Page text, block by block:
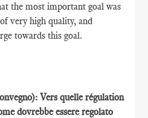
the most important goal was
very high quality, and
towards this goal.
Vers quelle régulation
dovrebbe essere regolato